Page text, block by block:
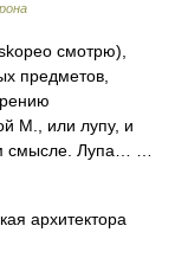
смотрю),
предметов,
М., или лупу, и
смысле. Лупа… …
архитектора